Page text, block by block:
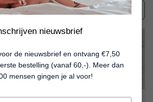
nieuwsbrief
de nieuwsbrief en ontvang €7,50
bestelling (vanaf 60,-). Meer dan
mensen gingen je al voor!